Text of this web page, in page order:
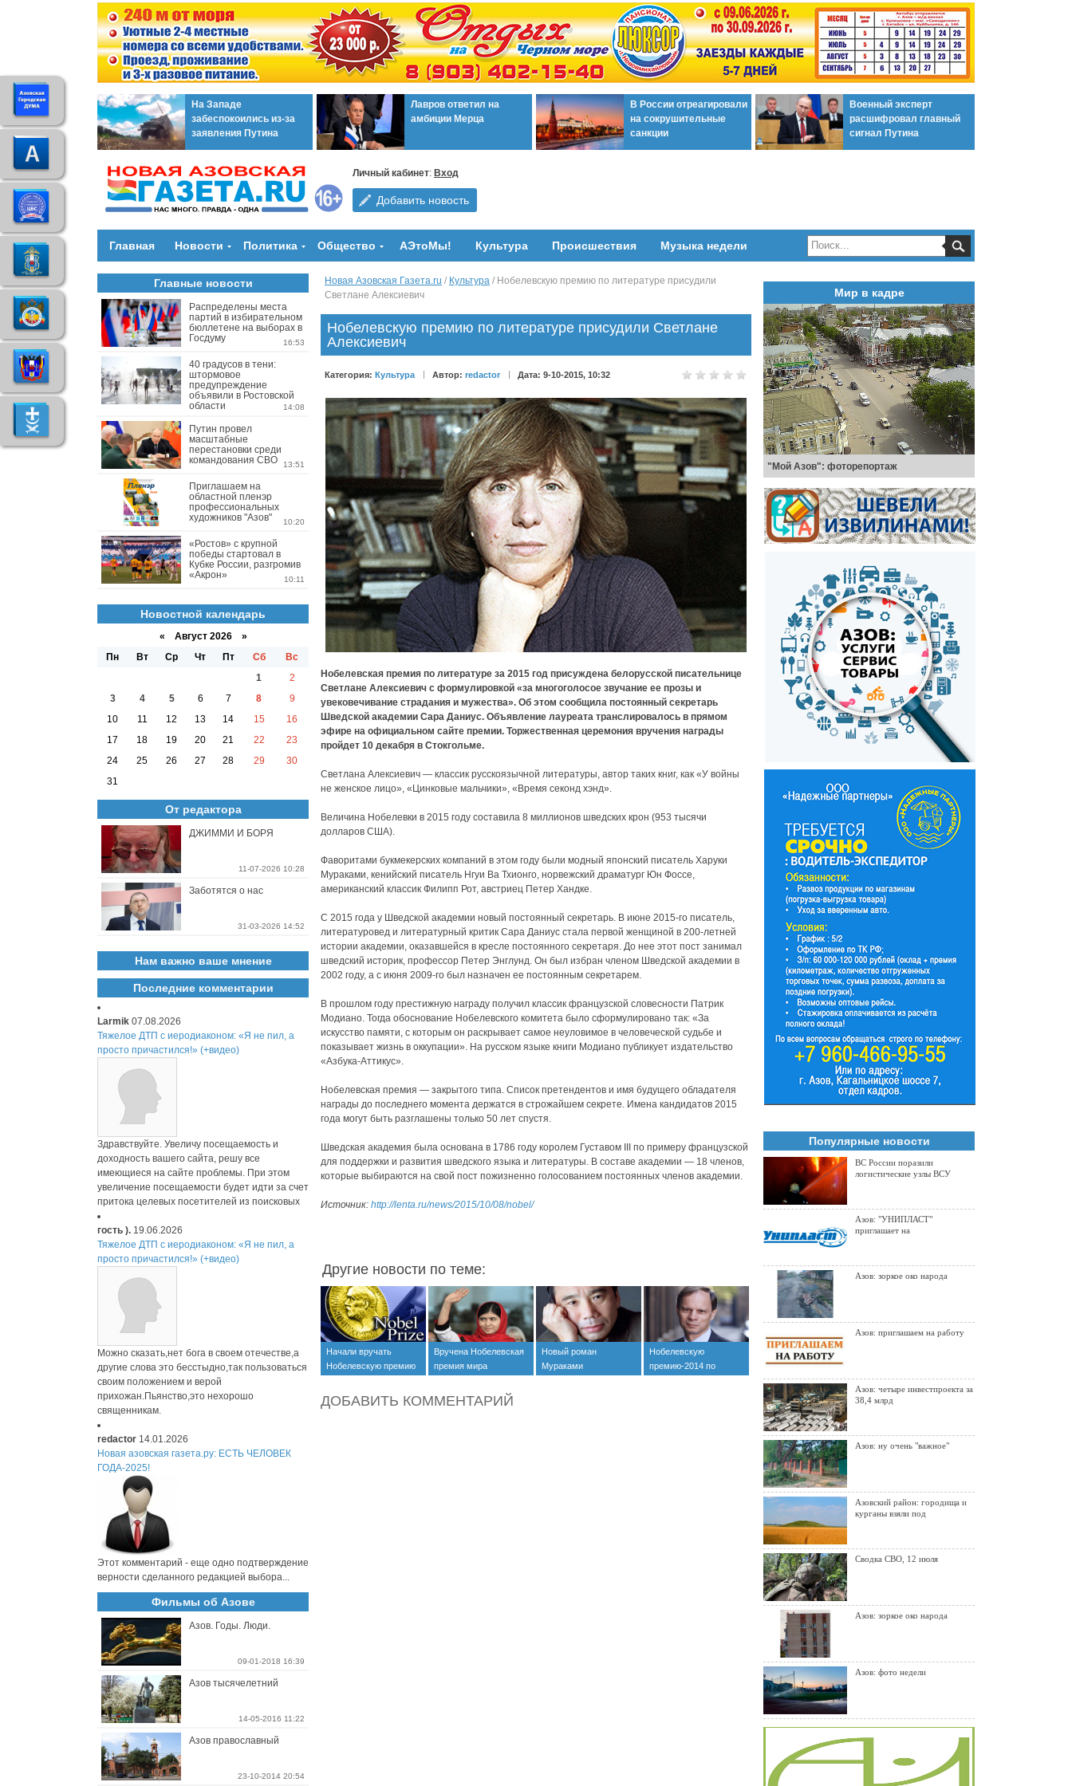
На Западе
забеспокоились из-за
заявления Путина
Лавров ответил на
амбиции Мерца
В России отреагировали
на сокрушительные
санкции
Военный эксперт
расшифровал главный
сигнал Путина
Личный кабинет: Вход
Добавить новость
Главная Новости Политика Общество АЭтоМы! Культура Происшествия Музыка недели
Новая Азовская Газета.ru / Культура / Нобелевскую премию по литературе присудили
Светлане Алексиевич
Нобелевскую премию по литературе присудили Светлане
Алексиевич
Категория: Культура Автор: redactor Дата: 9-10-2015, 10:32
Нобелевская премия по литературе за 2015 год присуждена белорусской писательнице
Светлане Алексиевич с формулировкой «за многоголосое звучание ее прозы и
увековечивание страдания и мужества». Об этом сообщила постоянный секретарь
Шведской академии Сара Даниус. Объявление лауреата транслировалось в прямом
эфире на официальном сайте премии. Торжественная церемония вручения награды
пройдет 10 декабря в Стокгольме.
Светлана Алексиевич — классик русскоязычной литературы, автор таких книг, как «У войны
не женское лицо», «Цинковые мальчики», «Время секонд хэнд».
Величина Нобелевки в 2015 году составила 8 миллионов шведских крон (953 тысячи
долларов США).
Фаворитами букмекерских компаний в этом году были модный японский писатель Харуки
Мураками, кенийский писатель Нгуи Ва Тхионго, норвежский драматург Юн Фоссе,
американский классик Филипп Рот, австриец Петер Хандке.
С 2015 года у Шведской академии новый постоянный секретарь. В июне 2015-го писатель,
литературовед и литературный критик Сара Даниус стала первой женщиной в 200-летней
истории академии, оказавшейся в кресле постоянного секретаря. До нее этот пост занимал
шведский историк, профессор Петер Энглунд. Он был избран членом Шведской академии в
2002 году, а с июня 2009-го был назначен ее постоянным секретарем.
В прошлом году престижную награду получил классик французской словесности Патрик
Модиано. Тогда обоснование Нобелевского комитета было сформулировано так: «За
искусство памяти, с которым он раскрывает самое неуловимое в человеческой судьбе и
показывает жизнь в оккупации». На русском языке книги Модиано публикует издательство
«Азбука-Аттикус».
Нобелевская премия — закрытого типа. Список претендентов и имя будущего обладателя
награды до последнего момента держатся в строжайшем секрете. Имена кандидатов 2015
года могут быть разглашены только 50 лет спустя.
Шведская академия была основана в 1786 году королем Густавом III по примеру французской
для поддержки и развития шведского языка и литературы. В составе академии — 18 членов,
которые выбираются на свой пост пожизненно голосованием постоянных членов академии.
Источник: http://lenta.ru/news/2015/10/08/nobel/
Другие новости по теме:
Начали вручать
Нобелевскую премию
Вручена Нобелевская
премия мира
Новый роман
Мураками
Нобелевскую
премию-2014 по
ДОБАВИТЬ КОММЕНТАРИЙ
Главные новости
Распределены места
партий в избирательном
бюллетене на выборах в
Госдуму
16:53
40 градусов в тени:
штормовое
предупреждение
объявили в Ростовской
области
14:08
Путин провел
масштабные
перестановки среди
командования СВО
13:51
Приглашаем на
областной пленэр
профессиональных
художников "Азов"
10:20
«Ростов» с крупной
победы стартовал в
Кубке России, разгромив
«Акрон»
10:11
Новостной календарь
« Август 2026 »
Пн
Вт Ср Чт Пт Сб
Вс
1
2
3
4 5 6 7 8
9
10
11 12 13 14 15
16
17
18 19 20 21 22
23
24
25 26 27 28 29
30
31
От редактора
ДЖИММИ И БОРЯ
11-07-2026 10:28
Заботятся о нас
31-03-2026 14:52
Нам важно ваше мнение
Последние комментарии
Larmik 07.08.2026
Тяжелое ДТП с иеродиаконом: «Я не пил, а
просто причастился!» (+видео)
Здравствуйте. Увеличу посещаемость и
доходность вашего сайта, решу все
имеющиеся на сайте проблемы. При этом
увеличение посещаемости будет идти за счет
притока целевых посетителей из поисковых
гость ). 19.06.2026
Тяжелое ДТП с иеродиаконом: «Я не пил, а
просто причастился!» (+видео)
Можно сказать,нет бога в своем отечестве,а
другие слова это бесстыдно,так пользоваться
своим положением и верой
прихожан.Пьянство,это нехорошо
священникам.
redactor 14.01.2026
Новая азовская газета.ру: ЕСТЬ ЧЕЛОВЕК
ГОДА-2025!
Этот комментарий - еще одно подтверждение
верности сделанного редакцией выбора...
Фильмы об Азове
Азов. Годы. Люди.
09-01-2018 16:39
Азов тысячелетний
14-05-2016 11:22
Азов православный
23-10-2014 20:54
Мир в кадре
"Мой Азов": фоторепортаж
Популярные новости
ВС России поразили
логистические узлы ВСУ
Азов: "УНИПЛАСТ"
приглашает на
Азов: зоркое око народа
Азов: приглашаем на работу
Азов: четыре инвестпроекта за
38,4 млрд
Азов: ну очень "важное"
Азовский район: городища и
курганы взяли под
Сводка СВО, 12 июля
Азов: зоркое око народа
Азов: фото недели